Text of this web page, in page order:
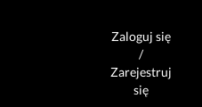
Zaloguj się
/
Zarejestruj
się